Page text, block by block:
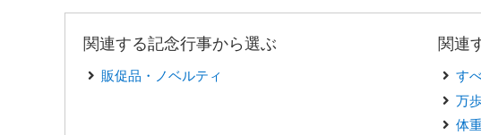
関連する記念行事から選ぶ
販促品・ノベルティ
関連
す
万
体